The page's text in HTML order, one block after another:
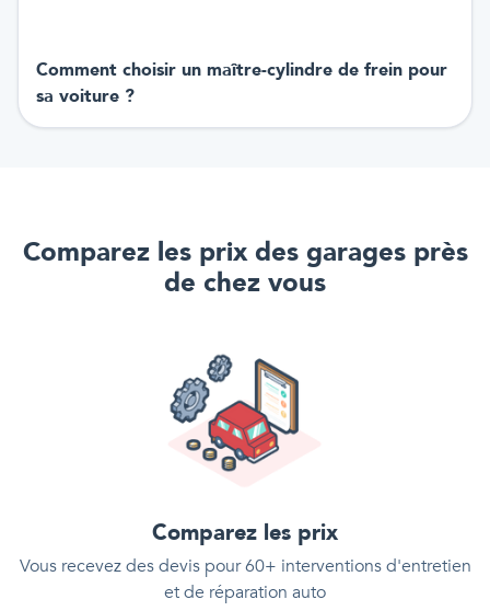
Comment choisir un maître-cylindre de frein pour
sa voiture ?
Comparez les prix des garages près
de chez vous
Comparez les prix
Vous recevez des devis pour 60+ interventions d'entretien
et de réparation auto